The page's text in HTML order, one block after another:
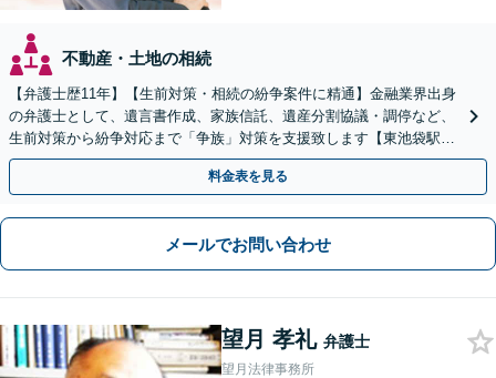
不動産・土地の相続
【弁護士歴11年】【生前対策・相続の紛争案件に精通】金融業界出身
の弁護士として、遺言書作成、家族信託、遺産分割協議・調停など、
生前対策から紛争対応まで「争族」対策を支援致します【東池袋駅2
分】【初回面談無料】
料金表を見る
メールでお問い合わせ
望月 孝礼 弁護士
望月法律事務所